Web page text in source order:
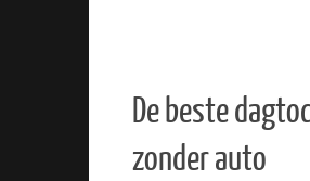
De beste
zonder auto